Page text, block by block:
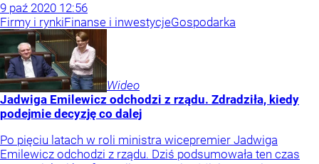
9 paź 2020 12:56
Firmy i rynkiFinanse i inwestycjeGospodarka
Wideo
Jadwiga Emilewicz odchodzi z rządu. Zdradziła, kiedy
podejmie decyzję co dalej
Po pięciu latach w roli ministra wicepremier Jadwiga
Emilewicz odchodzi z rządu. Dziś podsumowała ten czas